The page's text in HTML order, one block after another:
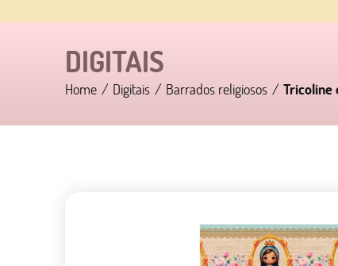
DIGITAIS
Home Digitais Barrados religiosos Tricoline